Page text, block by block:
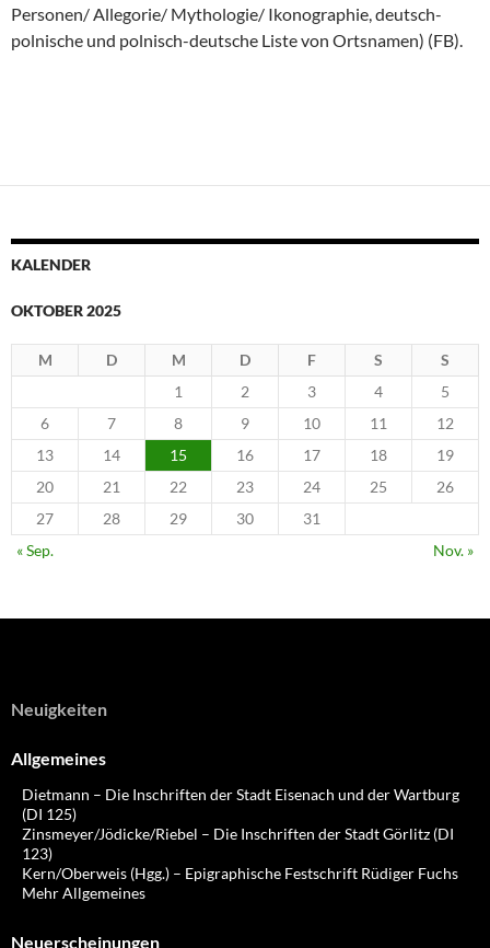
Personen/ Allegorie/ Mythologie/ Ikonographie, deutsch-
polnische und polnisch-deutsche Liste von Ortsnamen) (FB).
KALENDER
OKTOBER 2025
M D M D F S
S
1
2 3 4
5
6
7 8 9 10 11
12
13
14 15 16 17 18
19
20
21 22 23 24 25
26
27
28 29 30
31
« Sep.
Nov. »
Neuigkeiten
Allgemeines
Dietmann – Die Inschriften der Stadt Eisenach und der Wartburg
(DI 125)
Zinsmeyer/Jödicke/Riebel – Die Inschriften der Stadt Görlitz (DI
123)
Kern/Oberweis (Hgg.) – Epigraphische Festschrift Rüdiger Fuchs
Mehr Allgemeines
Neuerscheinungen